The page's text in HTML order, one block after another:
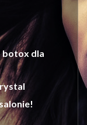
botox dla